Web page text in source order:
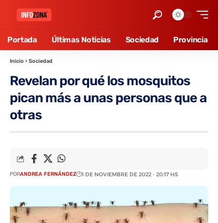
Portada Últimas Noticias Sociedad Provincia
Inicio › Sociedad
Revelan por qué los mosquitos
pican más a unas personas que a
otras
PORANDREA FERNÁNDEZ 1 DE NOVIEMBRE DE 2022 - 20:17 HS